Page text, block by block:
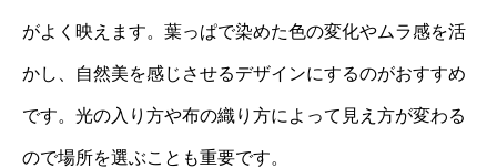
がよく映えます。葉っぱで染めた色の変化やムラ感を活
かし、自然美を感じさせるデザインにするのがおすすめ
です。光の入り方や布の織り方によって見え方が変わる
ので場所を選ぶことも重要です。